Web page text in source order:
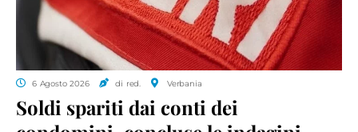
6 Agosto 2026 di red. Verbania
Soldi spariti dai conti dei